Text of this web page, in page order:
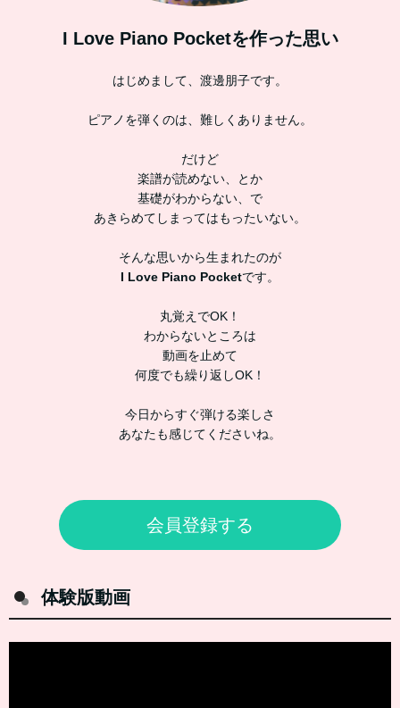
I Love Piano Pocketを作った思い
はじめまして、渡邊朋子です。
ピアノを弾くのは、難しくありません。
だけど
楽譜が読めない、とか
基礎がわからない、で
あきらめてしまってはもったいない。
そんな思いから生まれたのが
I Love Piano Pocketです。
丸覚えでOK！
わからないところは
動画を止めて
何度でも繰り返しOK！
今日からすぐ弾ける楽しさ
あなたも感じてくださいね。
会員登録する
体験版動画